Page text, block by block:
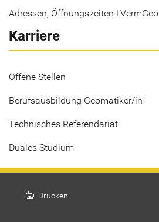
Adressen, Öffnungszeiten LVermGeo
Karriere
Offene Stellen
Berufsausbildung Geomatiker/in
Technisches Referendariat
Duales Studium
print Drucken